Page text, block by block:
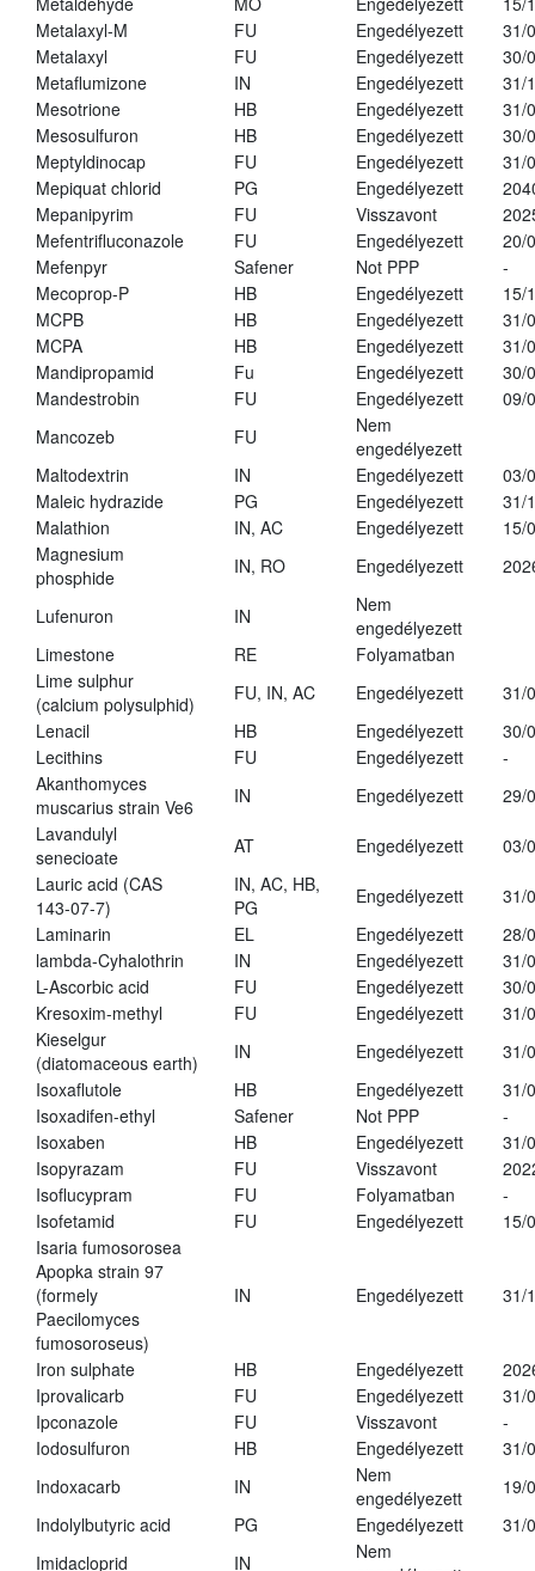
Metalaxyl-M
FU Engedélyezett
31/
Metalaxyl
FU Engedélyezett
30/
Metaflumizone
IN Engedélyezett
31/
Mesotrione
HB Engedélyezett
31/
Mesosulfuron
HB Engedélyezett
30/
Meptyldinocap
FU Engedélyezett
31/
Mepiquat chlorid
PG Engedélyezett
Mepanipyrim
FU Visszavont
Mefentrifluconazole
FU Engedélyezett
20/
Mefenpyr
Safener Not PPP
-
Mecoprop-P
HB Engedélyezett
15/
MCPB
HB Engedélyezett
31/
MCPA
HB Engedélyezett
31/
Mandipropamid
Fu Engedélyezett
30/
Mandestrobin
FU Engedélyezett
09/
Mancozeb
FU
Nem
engedélyezett
Maltodextrin
IN Engedélyezett
03/
Maleic hydrazide
PG Engedélyezett
31/
Malathion
IN, AC Engedélyezett
15/
Magnesium
phosphide
IN, RO Engedélyezett
Lufenuron IN
Nem
engedélyezett
Limestone
RE
Folyamatban
Lime sulphur
(calcium polysulphid)
FU, IN, AC Engedélyezett
31/
Lenacil
HB Engedélyezett
30/
Lecithins
FU Engedélyezett
-
Akanthomyces
muscarius strain Ve6
IN Engedélyezett
29/
Lavandulyl
senecioate
AT Engedélyezett
03/
Lauric acid (CAS
143-07-7)
IN, AC, HB,
PG
Engedélyezett
31/
Laminarin
EL Engedélyezett
28/
lambda-Cyhalothrin
IN Engedélyezett
31/
L-Ascorbic acid
FU Engedélyezett
30/
Kresoxim-methyl
FU Engedélyezett
31/
Kieselgur
(diatomaceous earth)
IN Engedélyezett
31/
Isoxaflutole
HB Engedélyezett
31/
Isoxadifen-ethyl
Safener Not PPP
-
Isoxaben
HB Engedélyezett
31/
Isopyrazam
FU Visszavont
Isoflucypram
FU Folyamatban
-
Isofetamid
FU Engedélyezett
15/
Isaria fumosorosea
Apopka strain 97
(formely
Paecilomyces
fumosoroseus)
IN Engedélyezett 31/
Iron sulphate HB Engedélyezett
Iprovalicarb
FU Engedélyezett
31/
Ipconazole
FU Visszavont
-
Iodosulfuron
HB Engedélyezett
31/
Indoxacarb
IN
Nem
engedélyezett
19/
Indolylbutyric acid
PG Engedélyezett
31/
Imidacloprid
IN
Nem